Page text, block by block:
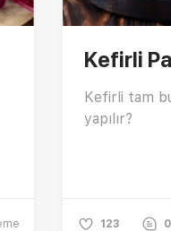
Kefirli
Kefirli tam
yapılır?
123 0